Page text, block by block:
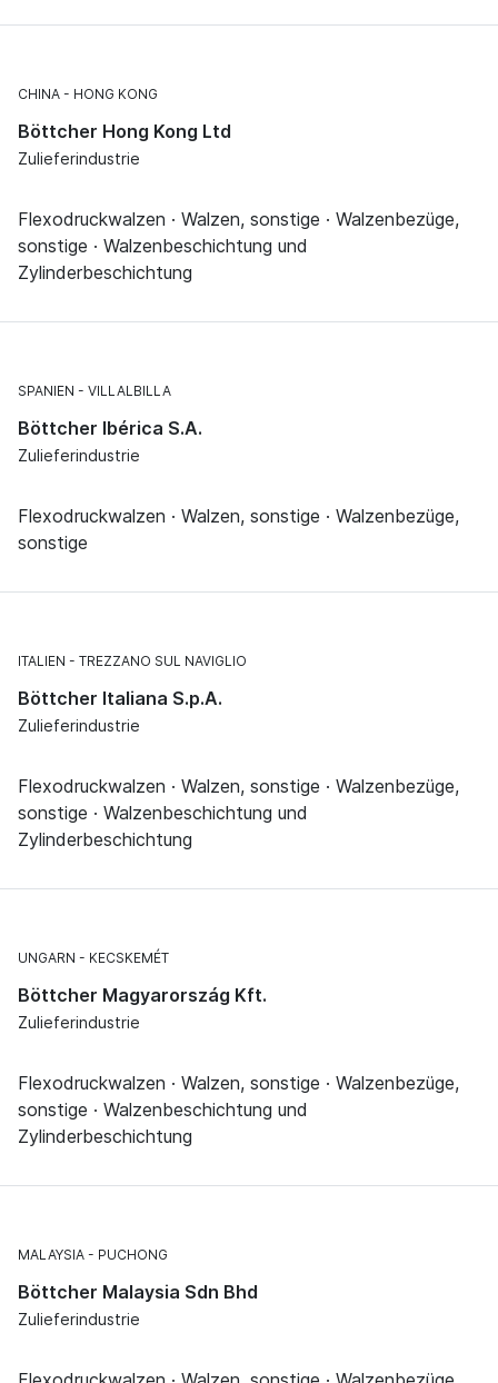
CHINA HONG KONG
Böttcher Hong Kong Ltd
Zulieferindustrie
Flexodruckwalzen · Walzen, sonstige · Walzenbezüge,
sonstige · Walzenbeschichtung und
Zylinderbeschichtung
SPANIEN VILLALBILLA
Böttcher Ibérica S.A.
Zulieferindustrie
Flexodruckwalzen · Walzen, sonstige · Walzenbezüge,
sonstige
ITALIEN TREZZANO SUL NAVIGLIO
Böttcher Italiana S.p.A.
Zulieferindustrie
Flexodruckwalzen · Walzen, sonstige · Walzenbezüge,
sonstige · Walzenbeschichtung und
Zylinderbeschichtung
UNGARN KECSKEMÉT
Böttcher Magyarország Kft.
Zulieferindustrie
Flexodruckwalzen · Walzen, sonstige · Walzenbezüge,
sonstige · Walzenbeschichtung und
Zylinderbeschichtung
MALAYSIA PUCHONG
Böttcher Malaysia Sdn Bhd
Zulieferindustrie